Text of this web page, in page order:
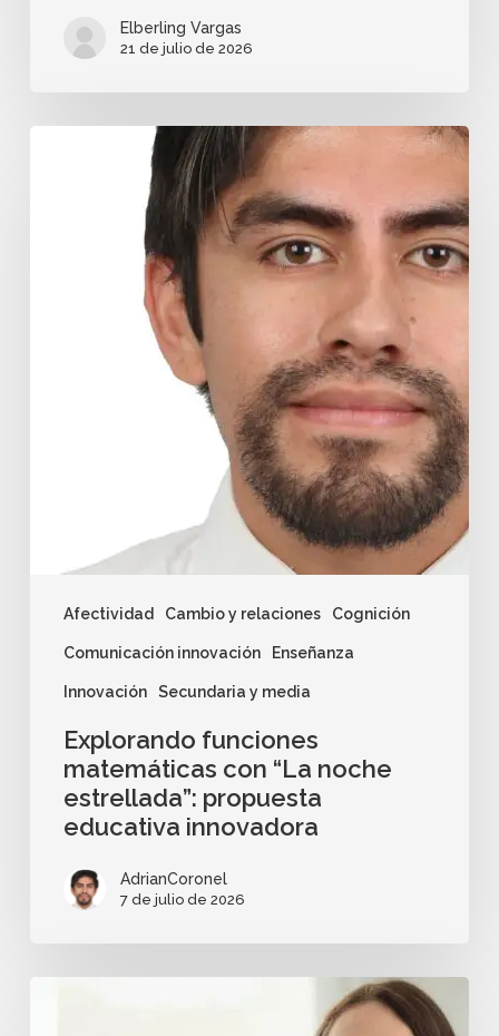
Elberling Vargas
21 de julio de 2026
Afectividad Cambio y relaciones Cognición
Comunicación innovación Enseñanza
Innovación Secundaria y media
Explorando funciones
matemáticas con “La noche
estrellada”: propuesta
educativa innovadora
AdrianCoronel
7 de julio de 2026